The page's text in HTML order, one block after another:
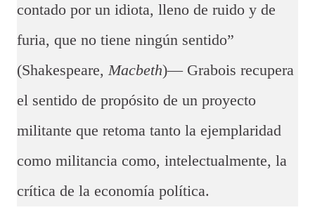
contado por un idiota, lleno de ruido y de
furia, que no tiene ningún sentido”
(Shakespeare, Macbeth)— Grabois recupera
el sentido de propósito de un proyecto
militante que retoma tanto la ejemplaridad
como militancia como, intelectualmente, la
crítica de la economía política.